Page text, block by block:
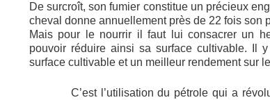
De surcroît, son fumier constitue un précieux
cheval donne annuellement près de 22 fois son
Mais pour le nourrir il faut lui consacrer un
pouvoir réduire ainsi sa surface cultivable. Il
surface cultivable et un meilleur rendement sur
C’est l’utilisation du pétrole qui a